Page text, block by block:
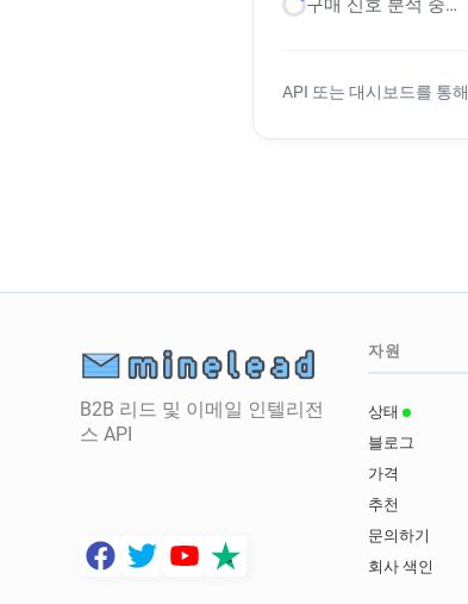
API 또는 대시보드를 통해
B2B 리드 및 이메일 인텔리전
스 API
자원
상태
블로그
가격
추천
문의하기
회사 색인